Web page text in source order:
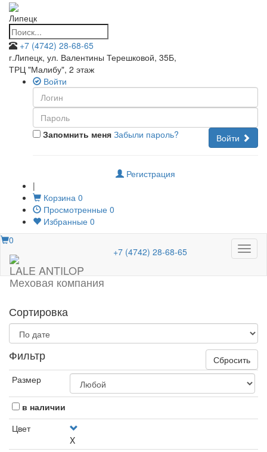
Липецк
+7 (4742) 28-68-65
г.Липецк, ул. Валентины Терешковой, 35Б,
ТРЦ "Малибу", 2 этаж
Войти
Запомнить меня Войти
Забыли пароль?
Регистрация
|
Корзина 0
Просмотренные 0
Избранные 0
Меню
0
LALE ANTILOP
Меховая компания
+7 (4742) 28-68-65
Сортировка
Фильтр
Сбросить
Размер
в наличии
Цвет
X